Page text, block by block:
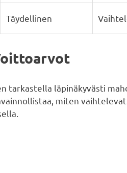
Täydellinen
tarkastella läpinäkyvästi
miten